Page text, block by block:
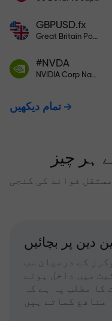
GBPUSD.fx
Great Britain Pound vs US Dollar
#NVDA
NVIDIA Corp Nasdaq Stock Exchange (Nasdaq) USD
تمام دیکھیں
ہر چیز
فوائد کی کنجی
دین پر بچائیں
کے درمیان سب
میں داخل ہونے
کا مطلب یہ ہے کہ
منافع کماتے ہیں